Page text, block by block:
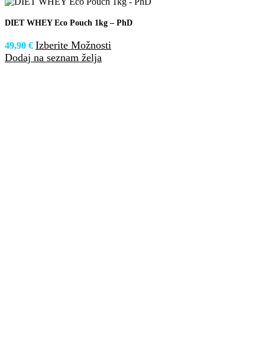
DIET WHEY Eco Pouch 1kg – PhD
49,90 € Izberite Možnosti
Dodaj na seznam želja